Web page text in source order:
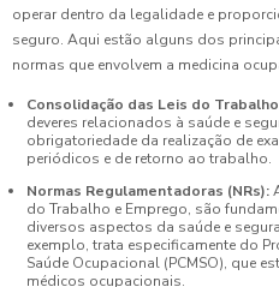
operar dentro da legalidade e
seguro. Aqui estão alguns dos
normas que envolvem a medicina
Consolidação das Leis do Trabalho
deveres relacionados à saúde e
obrigatoriedade da realização de
periódicos e de retorno ao trabalho.
Normas Regulamentadoras (NRs):
do Trabalho e Emprego, são
diversos aspectos da saúde e
exemplo, trata especificamente do
Saúde Ocupacional (PCMSO), que
médicos ocupacionais.